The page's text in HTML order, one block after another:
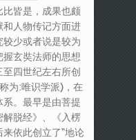
皆是，成果也颇
人物传记方面进
少或者说是较为
玄奘法师的思想
四世纪左右所创
为:唯识学派)，在
。最早是由菩提
脱经》、《入楞
依此创立了“地论